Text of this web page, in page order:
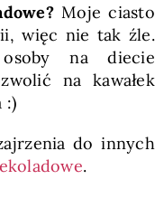
Moje ciasto
więc nie tak źle.
na diecie
na kawałek
:)
do innych
.